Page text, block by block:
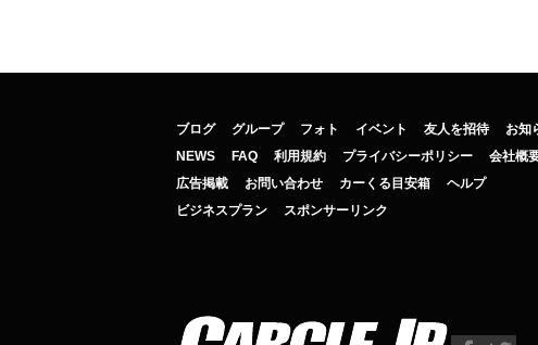
ブログ グループ フォト イベント 友人を招待
お知
NEWS
FAQ 利用規約 プライバシーポリシー
会社概
広告掲載
お問い合わせ カーくる目安箱
ヘルプ
ビジネスプラン
スポンサーリンク